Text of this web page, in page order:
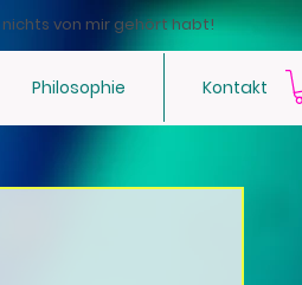
von mir gehört habt!
Philosophie Kontakt